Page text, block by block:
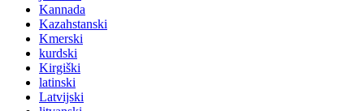
Kannada
Kazahstanski
Kmerski
kurdski
Kirgiški
latinski
Latvijski